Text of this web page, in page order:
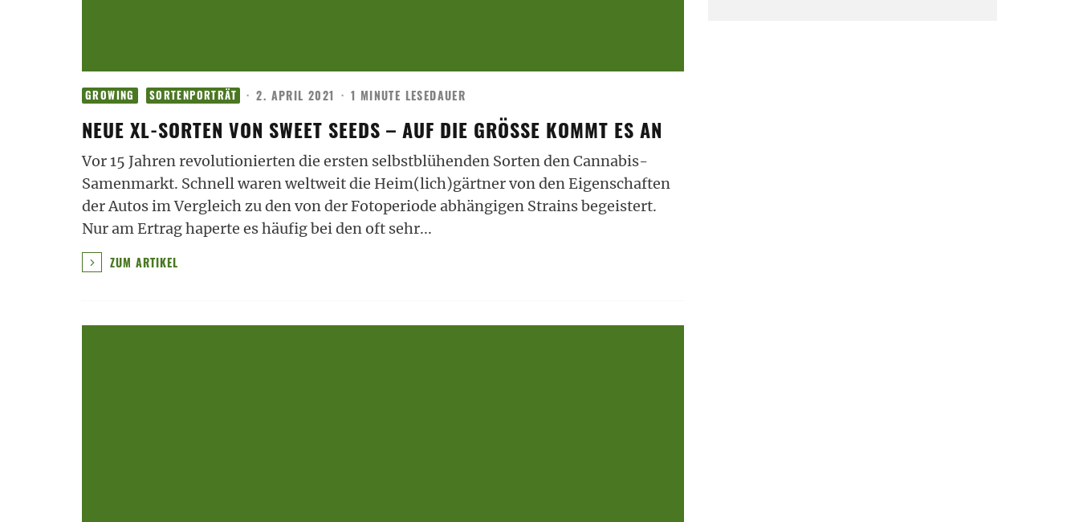
GROWING SORTENPORTRÄT · 2. APRIL 2021 · 1 MINUTE LESEDAUER
NEUE XL-SORTEN VON SWEET SEEDS – AUF DIE GRÖSSE KOMMT ES AN
Vor 15 Jahren revolutionierten die ersten selbstblühenden Sorten den Cannabis-
Samenmarkt. Schnell waren weltweit die Heim(lich)gärtner von den Eigenschaften
der Autos im Vergleich zu den von der Fotoperiode abhängigen Strains begeistert.
Nur am Ertrag haperte es häufig bei den oft sehr...
ZUM ARTIKEL